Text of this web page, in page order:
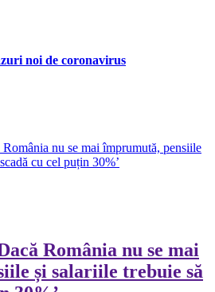
noi de coronavirus
nu se mai împrumută, pensiile
cu cel puțin 30%’
România nu se mai
și salariile trebuie să